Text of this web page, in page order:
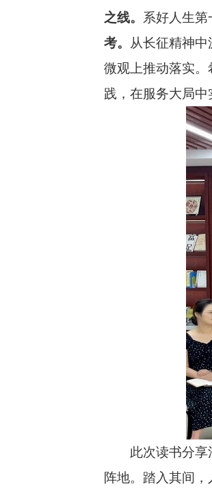
之线。 系好人生第
考。 从长征精神
微观上推动落实
践，在服务大局中
此次读书分
阵地。踏入其间